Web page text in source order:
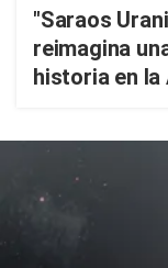
"Saraos
reimagina
historia en la